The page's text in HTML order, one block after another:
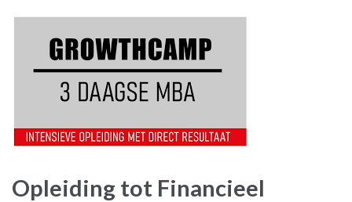
Opleiding tot Financieel